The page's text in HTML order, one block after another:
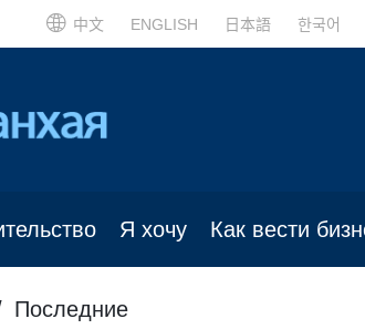
中文 ENGLISH 日本語 한국어
Я хочу Как вести
Последние